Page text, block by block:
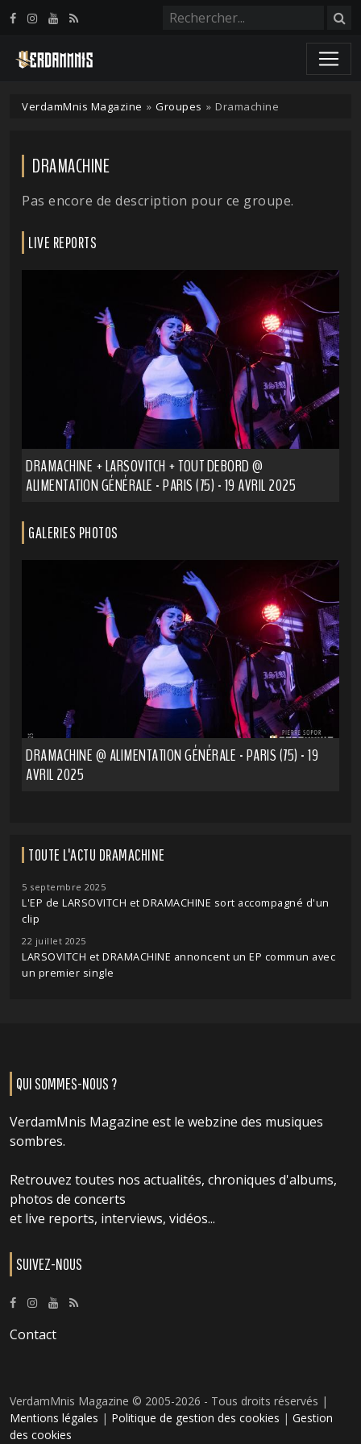
VerdamMnis Magazine » Groupes » Dramachine
DRAMACHINE
Pas encore de description pour ce groupe.
LIVE REPORTS
DRAMACHINE + LARSOVITCH + TOUT DEBORD @
ALIMENTATION GÉNÉRALE - PARIS (75) - 19 AVRIL 2025
GALERIES PHOTOS
DRAMACHINE @ ALIMENTATION GÉNÉRALE - PARIS (75) - 19
AVRIL 2025
TOUTE L'ACTU DRAMACHINE
5 septembre 2025
L'EP de LARSOVITCH et DRAMACHINE sort accompagné d'un
clip
22 juillet 2025
LARSOVITCH et DRAMACHINE annoncent un EP commun avec
un premier single
QUI SOMMES-NOUS ?
VerdamMnis Magazine est le webzine des musiques
sombres.
Retrouvez toutes nos actualités, chroniques d'albums,
photos de concerts
et live reports, interviews, vidéos...
SUIVEZ-NOUS
Contact
VerdamMnis Magazine © 2005-2026 - Tous droits réservés |
Mentions légales | Politique de gestion des cookies | Gestion
des cookies
Panneau de gestion des cookies